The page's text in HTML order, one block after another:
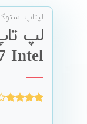
لپتاپ
Intel